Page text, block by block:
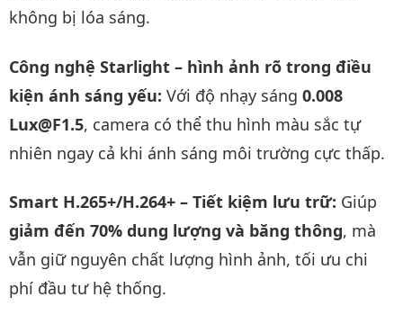
không bị lóa sáng.
Công nghệ Starlight – hình ảnh rõ trong điều
kiện ánh sáng yếu: Với độ nhạy sáng 0.008
Lux@F1.5, camera có thể thu hình màu sắc tự
nhiên ngay cả khi ánh sáng môi trường cực thấp.
Smart H.265+/H.264+ – Tiết kiệm lưu trữ: Giúp
giảm đến 70% dung lượng và băng thông, mà
vẫn giữ nguyên chất lượng hình ảnh, tối ưu chi
phí đầu tư hệ thống.